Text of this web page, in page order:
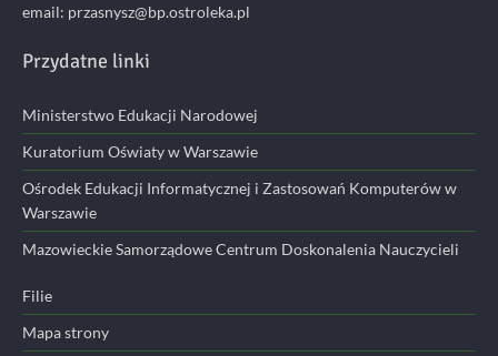
email: przasnysz@bp.ostroleka.pl
Przydatne linki
Ministerstwo Edukacji Narodowej
Kuratorium Oświaty w Warszawie
Ośrodek Edukacji Informatycznej i Zastosowań Komputerów w
Warszawie
Mazowieckie Samorządowe Centrum Doskonalenia Nauczycieli
Filie
Mapa strony